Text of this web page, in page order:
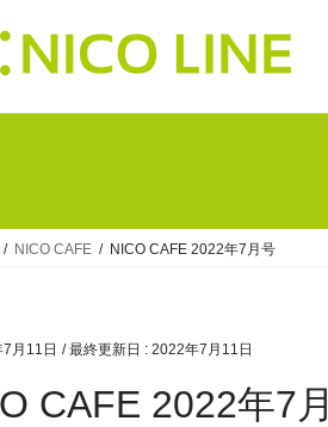
NICO CAFE NICO CAFE 2022年7月号
月11日 / 最終更新日 : 2022年7月11日
CAFE 2022年7